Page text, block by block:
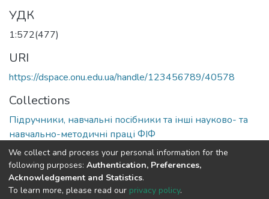
УДК
1:572(477)
URI
https://dspace.onu.edu.ua/handle/123456789/40578
Collections
Підручники, навчальні посібники та інші науково- та
навчально-методичні праці ФІФ
Full item page
We collect and process your personal information for the
following purposes: Authentication, Preferences,
Acknowledgement and Statistics.
To learn more, please read our privacy policy.